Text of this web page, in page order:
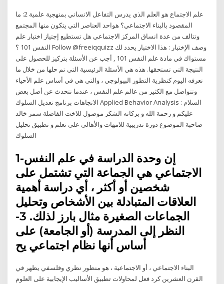
علم الاجتماع هو العلم الذي يدرس التفاعل الانساني بمنهجية علمية 2: ما
المقصود بالبناء الاجتماعي؟ هواحد العناصر التي يتكون منها المجتمع
وتتالف من عدة انساق المركز الاجتماعي هل تستطيع إجتياز اختبار علم
النفس 101 ؟ Follow @freeiqquizz وصف الإختبار : هذا الاختبار يحدد لك
مستواك في مادة علم النفس 101 , أجب عن الأسئلة بتركيز للحصول على
النتيجة التي تستحقها. هذه هي الأسئلة الرئيسية التي تم حلها من خلال ما
نعرفه اليوم كنظرية التطور البيولوجي ، والتي هي في أساس علم الأحياء
وتتواصل مع الكثير من عالم علم النفس ، عندما نتحدث عن أصل بعض
الاتجاهات برنامج تعديل السلوك Applied Behavior Analysis : السلام
عليكم و رحمة الله و بركاته الشكر موصول للاخت الفاضلة سمر خالد
صاحبة الموضوع دورة تدريبية للامهات والأهالي علي تعلم و تطبيق تحليل
السلوك
1-إن وحدة الدراسة في علم النفس
الاجتماعي هي الجماعة التي تشتمل على
شخصين أو أكثر ، أي دراسة أهمية
العلاقات المتبادلة بين الأشخاص وتحليل
الجماعات الصغيرة مثال بارز لذلك. 3-
النظر إلى المدرسة (أو الجامعة) على
أساس أنها نظام اجتماعي يح
البناء الاجتماعي ، أو الاجتماعية ، هو منظور نظري وفلسفي يظهر في
القرن العشرين كرد فعل لمحاولات تطبيق الأساليب الإيجابية على العلوم